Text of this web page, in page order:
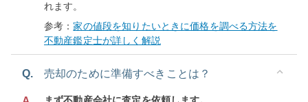
れます。
参考：家の値段を知りたいときに価格を調べる方法を
不動産鑑定士が詳しく解説
Q. 売却のために準備すべきことは？